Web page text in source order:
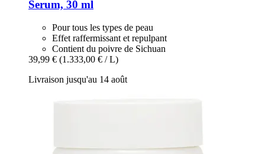
Serum, 30 ml
Pour tous les types de peau
Effet raffermissant et repulpant
Contient du poivre de Sichuan
39,99 € (1.333,00 € / L)
Livraison jusqu'au 14 août